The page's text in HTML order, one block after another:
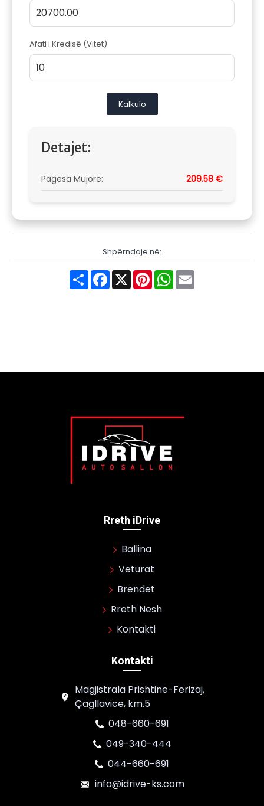
Afati i Kredisë (Vitet)
Kalkulo
Detajet:
Pagesa Mujore: 209.58 €
Shpërndaje në:
ShareFacebook
X PinterestWhatsApp
Email
Rreth iDrive
Ballina
Veturat
Brendet
Rreth Nesh
Kontakti
Kontakti
Magjistrala Prishtine-Ferizaj,
Çagllavice, km.5
048-660-691
049-340-444
044-660-691
info@idrive-ks.com